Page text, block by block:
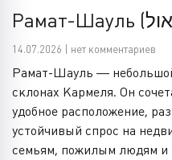
14.07.2026 | нет комментариев
Рамат-Шауль —
склонах Кармеля. Он
удобное расположение,
устойчивый спрос на
семьям, пожилым людям и